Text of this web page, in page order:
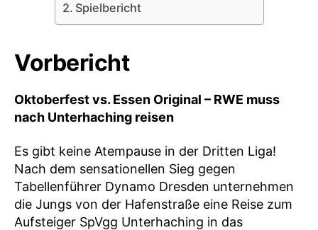
Spielbericht
Vorbericht
Oktoberfest vs. Essen Original – RWE muss
nach Unterhaching reisen
Es gibt keine Atempause in der Dritten Liga!
Nach dem sensationellen Sieg gegen
Tabellenführer Dynamo Dresden unternehmen
die Jungs von der Hafenstraße eine Reise zum
Aufsteiger SpVgg Unterhaching in das